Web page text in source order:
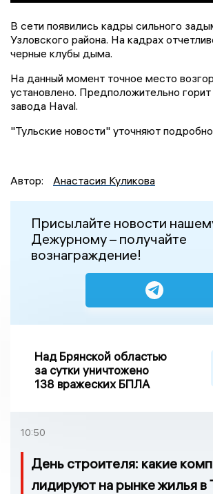
В сети появились кадры сильного
Узловского района. На кадрах
черные клубы дыма.
На данный момент точное место
установлено. Предположительно горит
завода Haval.
"Тульские новости" уточняют
Автор: Анастасия Куликова
Присылайте новости
Дежурному – получайте
вознаграждение!
Над Брянской областью
за сутки уничтожено
138 вражеских БПЛА
10:50
День строителя: какие
лидируют на рынке жилья в